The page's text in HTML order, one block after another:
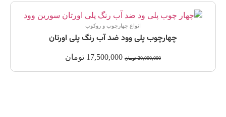
انواع چهارچوب و روکوب
چهارچوب پلی وود ضد آب رنگ پلی اورتان
20,000,000 تومان 17,500,000 تومان